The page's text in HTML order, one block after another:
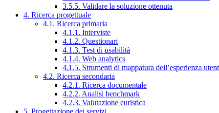
3.5.5. Validare la soluzione ottenuta
4. Ricerca progettuale
4.1. Ricerca primaria
4.1.1. Interviste
4.1.2. Questionari
4.1.3. Test di usabilità
4.1.4. Web analytics
4.1.5. Strumenti di mappatura dell’esperienza
4.2. Ricerca secondaria
4.2.1. Ricerca documentale
4.2.2. Analisi benchmark
4.2.3. Valutazione euristica
5. Progettazione dei servizi